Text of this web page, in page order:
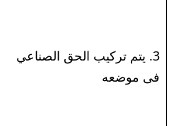
3. يتم تركيب الحق الصناعي
فى موضعه